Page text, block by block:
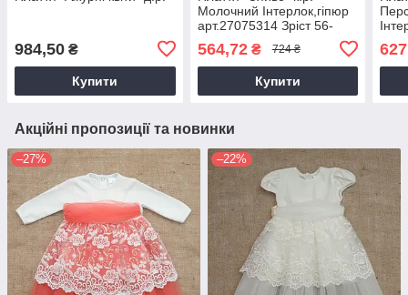
984,50 ₴
Купити
Молочний Інтерлок,гіпюр
арт.27075314 Зріст 56-
564,72₴ 724 ₴
Купити
Акційні пропозиції та новинки
–27% –22%